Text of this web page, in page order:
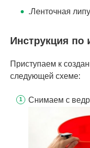
.Ленточная
Инструкция по
Приступаем к
следующей схеме:
Снимаем с